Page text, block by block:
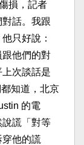
損，記者
話。我跟
只好說：
跟他們的對
次談話是
知道，北京
的電
謊「對等
他的謊